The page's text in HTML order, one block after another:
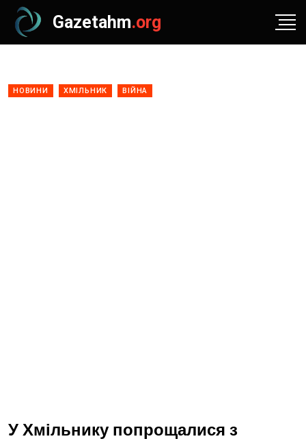
Gazetahm.org
НОВИНИ ХМІЛЬНИК ВІЙНА
У Хмільнику попрощалися з